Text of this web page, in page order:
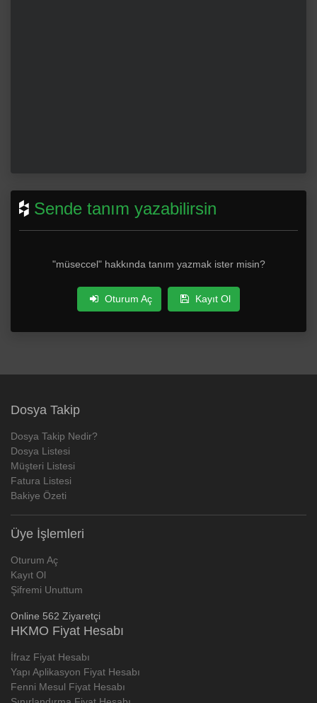
Sende tanım yazabilirsin
"müseccel" hakkında tanım yazmak ister misin?
Oturum Aç Kayıt Ol
Dosya Takip
Dosya Takip Nedir?
Dosya Listesi
Müşteri Listesi
Fatura Listesi
Bakiye Özeti
Üye İşlemleri
Oturum Aç
Kayıt Ol
Şifremi Unuttum
Online 562 Ziyaretçi
HKMO Fiyat Hesabı
İfraz Fiyat Hesabı
Yapı Aplikasyon Fiyat Hesabı
Fenni Mesul Fiyat Hesabı